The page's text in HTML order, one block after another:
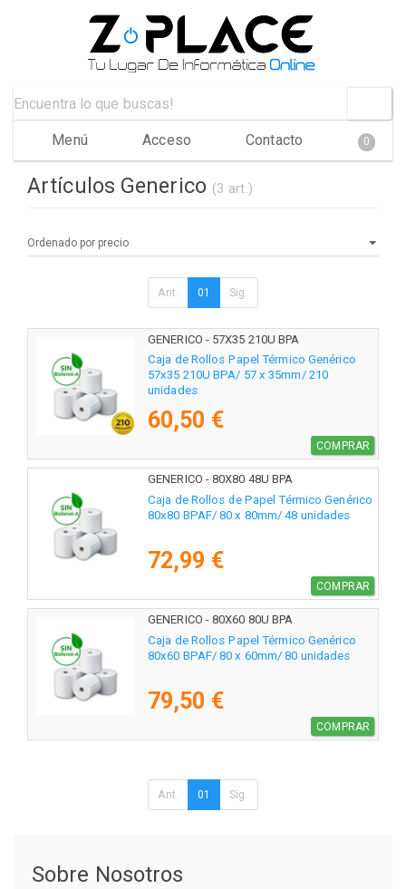
Menú Acceso Contacto 0
Artículos Generico (3 art.)
Ant. 01 Sig.
GENERICO - 57X35 210U BPA
Caja de Rollos Papel Térmico Genérico
57x35 210U BPA/ 57 x 35mm/ 210
unidades
60,50 €
COMPRAR
GENERICO - 80X80 48U BPA
Caja de Rollos de Papel Térmico Genérico
80x80 BPAF/ 80 x 80mm/ 48 unidades
72,99 €
COMPRAR
GENERICO - 80X60 80U BPA
Caja de Rollos Papel Térmico Genérico
80x60 BPAF/ 80 x 60mm/ 80 unidades
79,50 €
COMPRAR
Ant. 01 Sig.
Sobre Nosotros